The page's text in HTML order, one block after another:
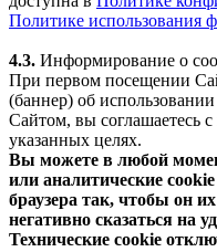
Политике использования
4.3. Информирование о
При первом посещении
(баннер) об
Сайтом, вы соглашаетесь
указанных целях.
Вы можете в любой
или аналитические
браузера так, чтобы он
негативно сказаться на
Технические cookie